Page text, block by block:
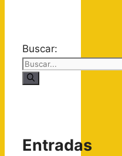
Buscar:
Entradas